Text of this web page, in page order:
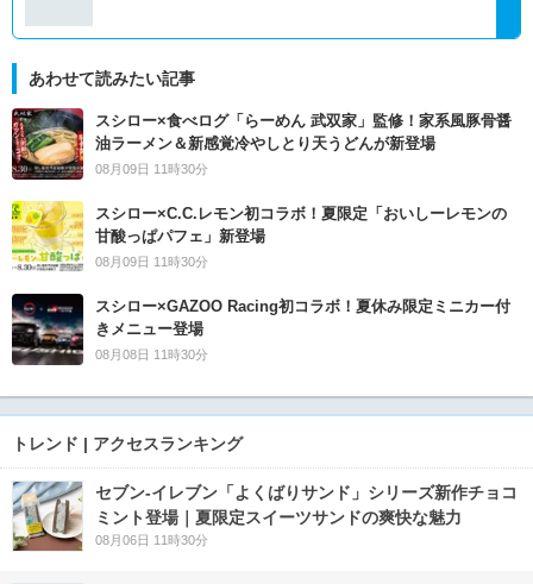
あわせて読みたい記事
スシロー×食べログ「らーめん 武双家」監修！家系風豚骨醤
油ラーメン＆新感覚冷やしとり天うどんが新登場
08月09日 11時30分
スシロー×C.C.レモン初コラボ！夏限定「おいしーレモンの
甘酸っぱパフェ」新登場
08月09日 11時30分
スシロー×GAZOO Racing初コラボ！夏休み限定ミニカー付
きメニュー登場
08月08日 11時30分
トレンド | アクセスランキング
セブン‐イレブン「よくばりサンド」シリーズ新作チョコ
ミント登場｜夏限定スイーツサンドの爽快な魅力
08月06日 11時30分